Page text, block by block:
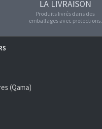
LA LIVRAISON
Produits livrés dans des
emballages avec protections.
(Qama)